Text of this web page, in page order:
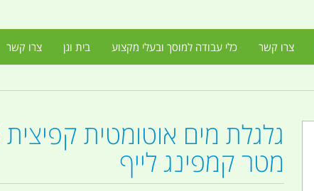
צרו קשר כלי עבודה למוסך ובעלי מקצוע בית וגן צרו קשר
מטר קמפינג לייף